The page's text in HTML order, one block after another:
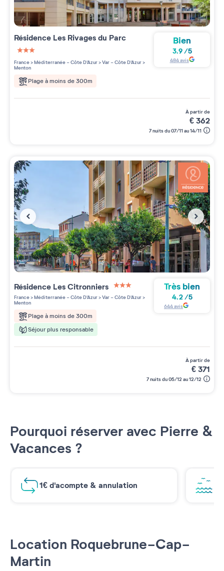
Location Roquebrune-Cap-
Martin
Résidence Les Rivages du Parc
3 étoiles sur 5
France>Méditerranée - Côte D'Azur>Var - Côte D'Azur>
Menton
Plage à moins de 300m
Bien
3.9/5
484avis
à partir de
€362
7 nuits du 07/11 au 14/11
Résidence Les Citronniers
3 étoiles sur 5
France>Méditerranée - Côte D'Azur>Var - Côte D'Azur>
Menton
Plage à moins de 300m
Séjour plus responsable
Très bien
4.2/5
644avis
à partir de
€371
7 nuits du 05/12 au 12/12
Pourquoi réserver avec Pierre &
Vacances ?
1€ d'acompte & annulation